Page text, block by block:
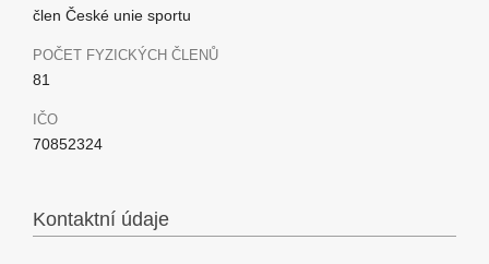
člen České unie sportu
POČET FYZICKÝCH ČLENŮ
81
IČO
70852324
Kontaktní údaje